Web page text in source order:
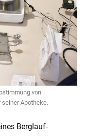
von
Apotheke.
Berglauf-